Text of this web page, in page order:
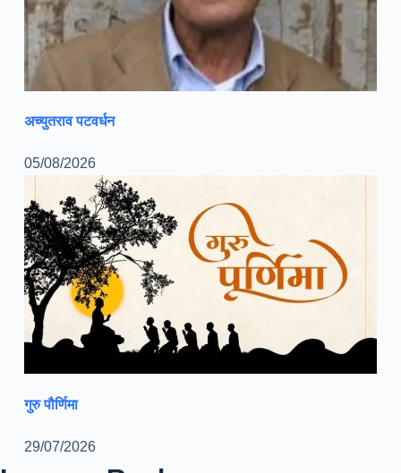
अच्युतराव पटवर्धन
05/08/2026
गुरु पौर्णिमा
29/07/2026